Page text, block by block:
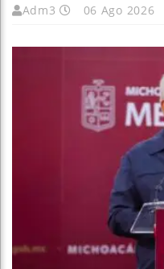
Adm3 06 Ago 2026